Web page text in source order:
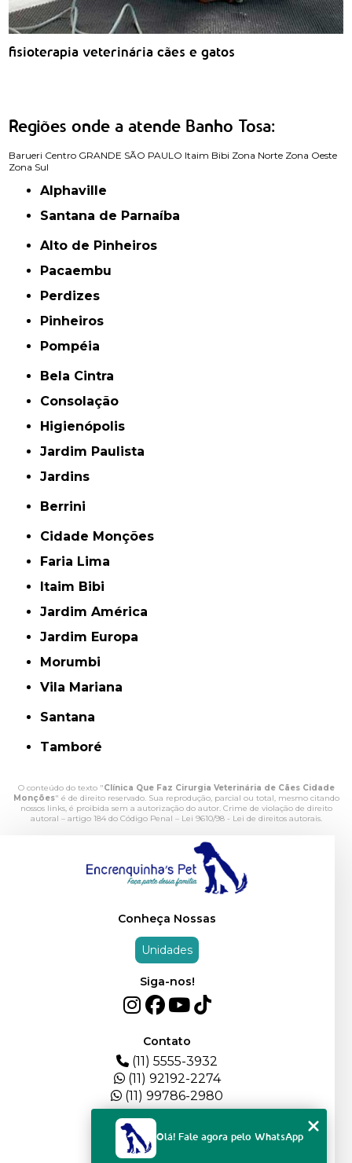
fisioterapia veterinária cães e gatos
Regiões onde a atende Banho Tosa:
Barueri Centro GRANDE SÃO PAULO Itaim Bibi Zona Norte Zona Oeste
Zona Sul
Alphaville
Santana de Parnaíba
Alto de Pinheiros
Pacaembu
Perdizes
Pinheiros
Pompéia
Bela Cintra
Consolação
Higienópolis
Jardim Paulista
Jardins
Berrini
Cidade Monções
Faria Lima
Itaim Bibi
Jardim América
Jardim Europa
Morumbi
Vila Mariana
Santana
Tamboré
O conteúdo do texto "Clínica Que Faz Cirurgia Veterinária de Cães Cidade
Monções" é de direito reservado. Sua reprodução, parcial ou total, mesmo citando
nossos links, é proibida sem a autorização do autor. Crime de violação de direito
autoral – artigo 184 do Código Penal – Lei 9610/98 - Lei de direitos autorais.
Conheça Nossas
Unidades
Siga-nos!
Contato
(11) 5555-3932
(11) 92192-2274
(11) 99786-2980
Olá! Fale agora pelo WhatsApp